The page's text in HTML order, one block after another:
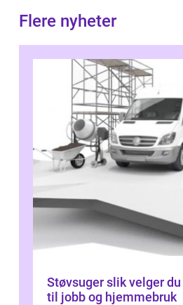
Flere nyheter
Støvsuger slik velger du riktig modell
til jobb og hjemmebruk